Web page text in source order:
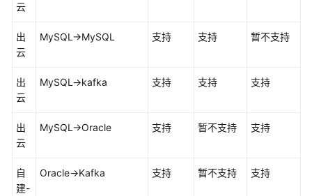
云
出
云
MySQL->MySQL 支持 支持 暂不支持
出
云
MySQL->kafka 支持 支持 支持
出
云
MySQL->Oracle 支持 暂不支持 支持
自
建-
Oracle->Kafka 支持 暂不支持 支持